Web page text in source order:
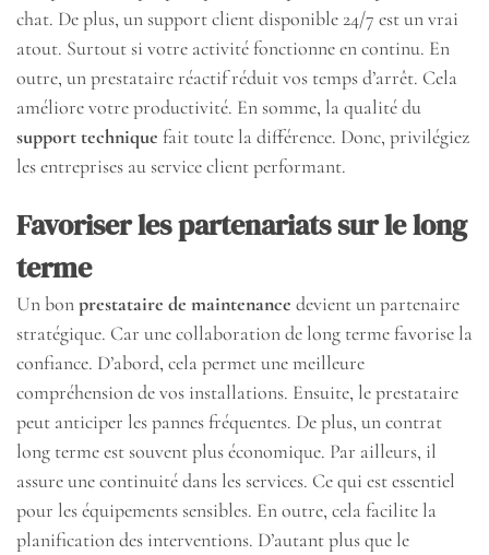
chat. De plus, un support client disponible 24/7 est un vrai
atout. Surtout si votre activité fonctionne en continu. En
outre, un prestataire réactif réduit vos temps d’arrêt. Cela
améliore votre productivité. En somme, la qualité du
support technique fait toute la différence. Donc, privilégiez
les entreprises au service client performant.
Favoriser les partenariats sur le long
terme
Un bonprestataire de maintenance devient un partenaire
stratégique. Car une collaboration de long terme favorise la
confiance. D’abord, cela permet une meilleure
compréhension de vos installations. Ensuite, le prestataire
peut anticiper les pannes fréquentes. De plus, un contrat
long terme est souvent plus économique. Par ailleurs, il
assure une continuité dans les services. Ce qui est essentiel
pour les équipements sensibles. En outre, cela facilite la
planification des interventions. D’autant plus que le